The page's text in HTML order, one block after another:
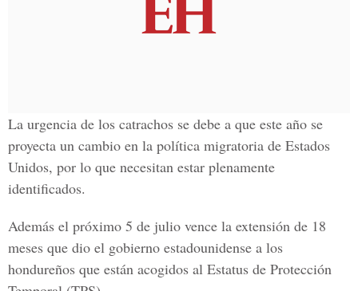
La urgencia de los catrachos se debe a que este año se
proyecta un cambio en la política migratoria de Estados
Unidos, por lo que necesitan estar plenamente
identificados.
Además el próximo 5 de julio vence la extensión de 18
meses que dio el gobierno estadounidense a los
hondureños que están acogidos al Estatus de Protección